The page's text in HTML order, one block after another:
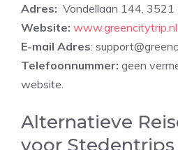
Adres: Vondellaan 144, 3521
Website: www.greencitytrip.nl
E-mail Adres:
Telefoonnummer: geen
website.
Alternatieve
voor